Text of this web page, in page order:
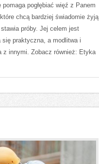
pogłębiać więź z Panem
chcą bardziej świadomie żyją
próby. Jej celem jest
się praktyczna, a modlitwa i
z innymi. Zobacz również: Etyka